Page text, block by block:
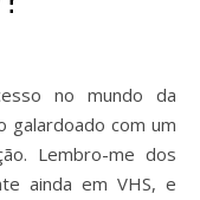
no mundo da
galardoado com um
Lembro-me dos
ainda em VHS, e